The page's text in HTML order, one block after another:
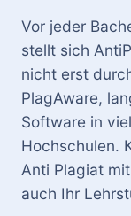
Vor jeder
stellt sich
nicht erst
PlagAware,
Software in
Hochschulen.
Anti Plagiat
auch Ihr